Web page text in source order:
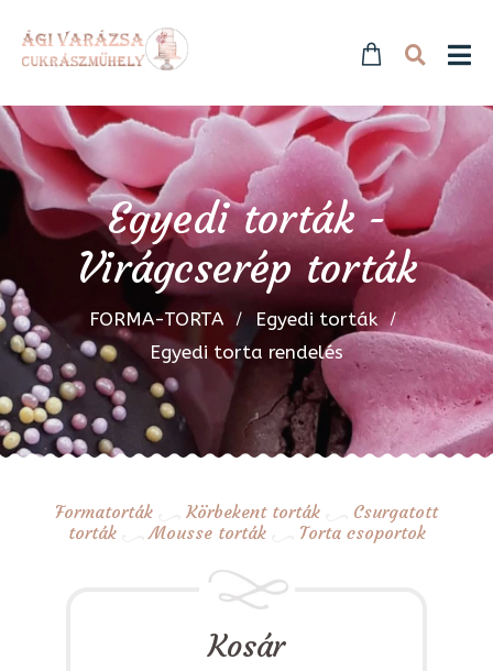
Egyedi torták -
Virágcserép torták
FORMA-TORTA
Egyedi torták
Egyedi torta rendelés
Formatorták Körbekent torták
Csurgatott
torták
Mousse torták Torta csoportok
Kosár